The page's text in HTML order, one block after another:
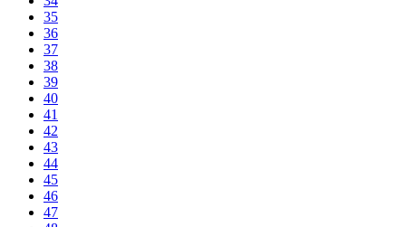
35
36
37
38
39
40
41
42
43
44
45
46
47